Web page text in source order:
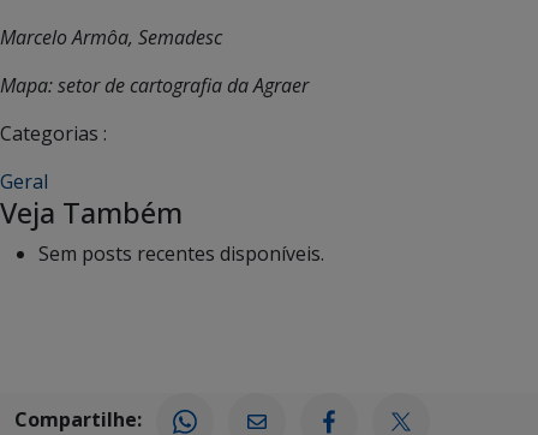
Marcelo Armôa, Semadesc
Mapa: setor de cartografia da Agraer
Categorias :
Geral
Veja Também
Sem posts recentes disponíveis.
Compartilhe: